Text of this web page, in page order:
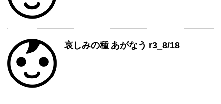
哀しみの種 あがなう r3_8/18